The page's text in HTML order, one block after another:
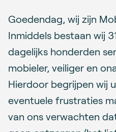
Goedendag, wij zijn
Inmiddels bestaan wij
dagelijks honderden
mobieler, veiliger en
Hierdoor begrijpen wij
eventuele frustraties
van ons verwachten